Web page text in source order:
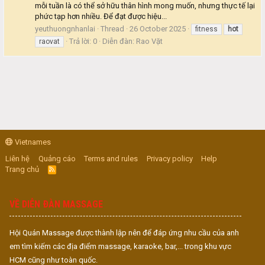
mỗi tuần là có thể sở hữu thân hình mong muốn, nhưng thực tế lại
phức tạp hơn nhiều. Để đạt được hiệu...
yeuthuongnhanlai
Thread 26 October 2025 fitness
hot
raovat
Trả lời: 0 Diễn đàn: Rao Vặt
Vietnames
Liên hệ
Quảng cáo Terms and rules Privacy policy
Help
Trang chủ
R
S
VỀ DIỄN ĐÀN MASSAGE
Hội Quán Massage được thành lập nên để đáp ứng nhu cầu của anh
em tìm kiếm các địa điểm massage, karaoke, bar,... trong khu vực
HCM cũng như toàn quốc.